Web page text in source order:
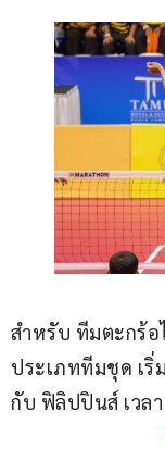
สำหรับ ทีมตะกร้อ
ประเภททีมชุด เ
กับ ฟิลิปปินส์ เวลา